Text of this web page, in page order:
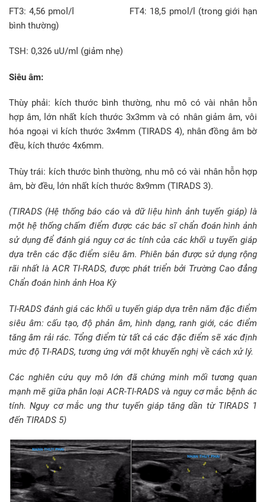
FT3: 4,56 pmol/l FT4: 18,5 pmol/l (trong giới hạn
bình thường)
TSH: 0,326 uU/ml (giảm nhẹ)
Siêu âm:
Thùy phải: kích thước bình thường, nhu mô có vài nhân hỗn
hợp âm, lớn nhất kích thước 3x3mm và có nhân giảm âm, vôi
hóa ngoại vi kích thước 3x4mm (TIRADS 4), nhân đồng âm bờ
đều, kích thước 4x6mm.
Thùy trái: kích thước bình thường, nhu mô có vài nhân hỗn hợp
âm, bờ đều, lớn nhất kích thước 8x9mm (TIRADS 3).
(TIRADS (Hệ thống báo cáo và dữ liệu hình ảnh tuyến giáp) là
một hệ thống chấm điểm được các bác sĩ chẩn đoán hình ảnh
sử dụng để đánh giá nguy cơ ác tính của các khối u tuyến giáp
dựa trên các đặc điểm siêu âm. Phiên bản được sử dụng rộng
rãi nhất là ACR TI-RADS, được phát triển bởi Trường Cao đẳng
Chẩn đoán hình ảnh Hoa Kỳ
TI-RADS đánh giá các khối u tuyến giáp dựa trên năm đặc điểm
siêu âm: cấu tạo, độ phản âm, hình dạng, ranh giới, các điểm
tăng âm rải rác. Tổng điểm từ tất cả các đặc điểm sẽ xác định
mức độ TI-RADS, tương ứng với một khuyến nghị về cách xử lý.
Các nghiên cứu quy mô lớn đã chứng minh mối tương quan
mạnh mẽ giữa phân loại ACR-TI-RADS và nguy cơ mắc bệnh ác
tính. Nguy cơ mắc ung thư tuyến giáp tăng dần từ TIRADS 1
đến TIRADS 5)